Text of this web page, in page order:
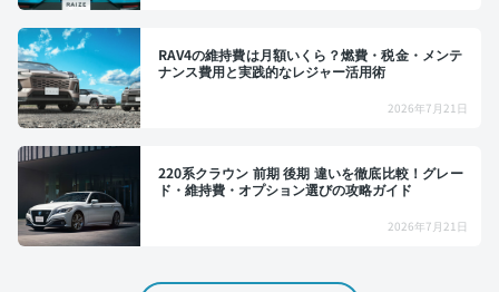
RAV4の維持費は月額いくら？燃費・税金・メンテ
ナンス費用と実践的なレジャー活用術
2026年7月21日
220系クラウン 前期 後期 違いを徹底比較！グレー
ド・維持費・オプション選びの攻略ガイド
2026年7月21日